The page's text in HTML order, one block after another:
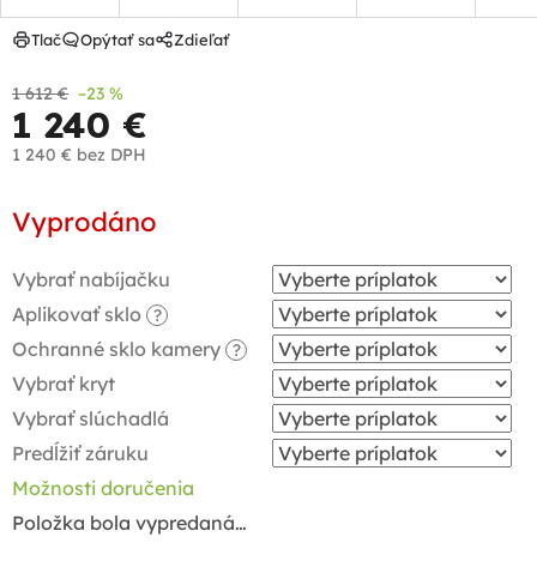
1 612 € –23 %
1 240 €
1 240 € bez DPH
cena:
Vyprodáno
Vybrať nabíjačku
Aplikovať sklo
?
Ochranné sklo kamery ?
Vybrať kryt
Vybrať slúchadlá
Predĺžiť záruku
Možnosti doručenia
Položka bola vypredaná…
Tlač Opýtať sa Zdieľať